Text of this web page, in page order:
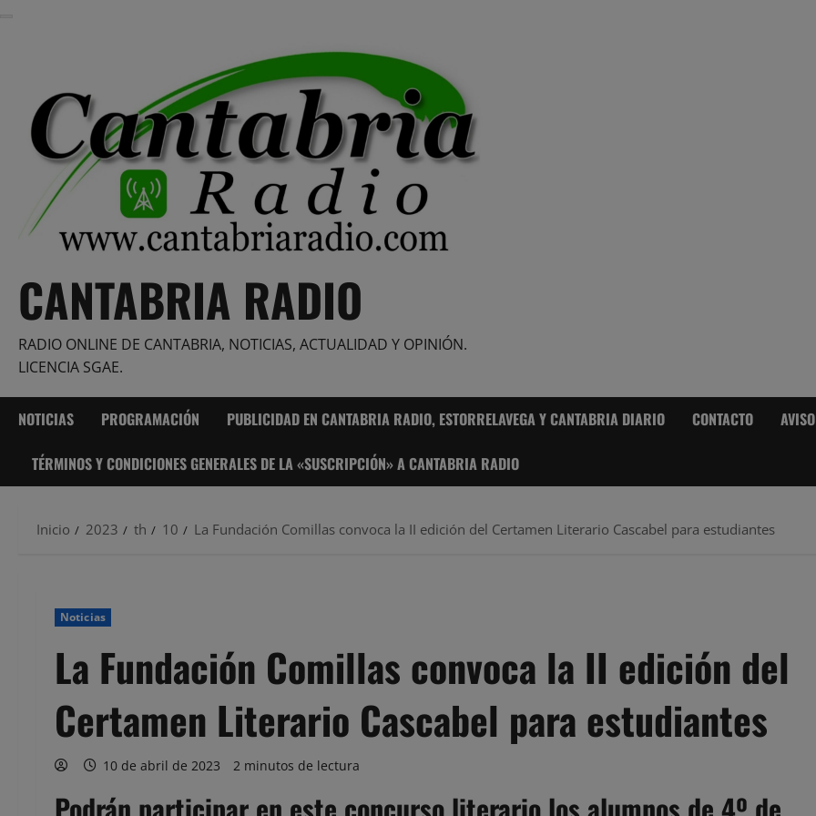
CANTABRIA RADIO
RADIO ONLINE DE CANTABRIA, NOTICIAS, ACTUALIDAD Y OPINIÓN.
LICENCIA SGAE.
NOTICIAS PROGRAMACIÓN PUBLICIDAD EN CANTABRIA RADIO, ESTORRELAVEGA Y CANTABRIA DIARIO CONTACTO
TÉRMINOS Y CONDICIONES GENERALES DE LA «SUSCRIPCIÓN» A CANTABRIA RADIO
Inicio 2023 th 10 La Fundación Comillas convoca la II edición del Certamen Literario Cascabel para estudiantes
Noticias
La Fundación Comillas convoca la II edición del
Certamen Literario Cascabel para estudiantes
10 de abril de 2023 2 minutos de lectura